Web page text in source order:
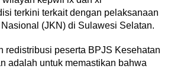
terkini terkait dengan pelaksanaan
(JKN) di Sulawesi Selatan.
redistribusi peserta BPJS Kesehatan
adalah untuk memastikan bahwa